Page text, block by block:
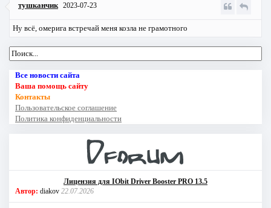
тушканчик 2023-07-23
Ну всё, омерига встречай меня козла не грамотного
Все новости сайта
Ваша помощь сайту
Контакты
Пользовательское соглашение
Политика конфиденциальности
Лицензия для IObit Driver Booster PRO 13.5
Автор: diakov 22.07.2026